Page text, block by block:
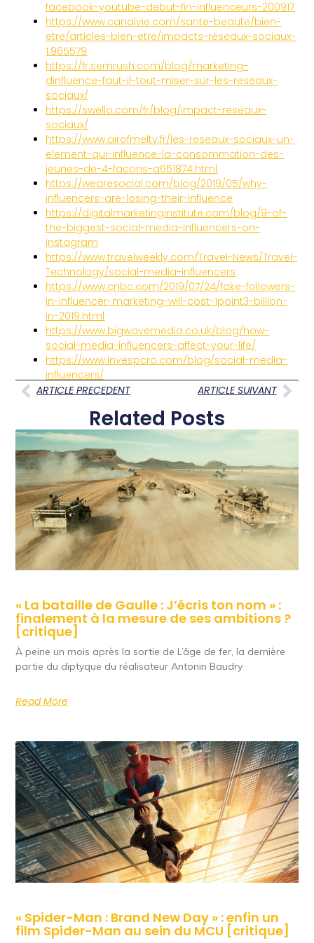
facebook-youtube-debut-fin-influenceurs-200917
https://www.canalvie.com/sante-beaute/bien-
etre/articles-bien-etre/impacts-reseaux-sociaux-
1.965579
https://fr.semrush.com/blog/marketing-
dinfluence-faut-il-tout-miser-sur-les-reseaux-
sociaux/
https://swello.com/fr/blog/impact-reseaux-
sociaux/
https://www.airofmelty.fr/les-reseaux-sociaux-un-
element-qui-influence-la-consommation-des-
jeunes-de-4-facons-a651874.html
https://wearesocial.com/blog/2019/05/why-
influencers-are-losing-their-influence
https://digitalmarketinginstitute.com/blog/9-of-
the-biggest-social-media-influencers-on-
instagram
https://www.travelweekly.com/Travel-News/Travel-
Technology/social-media-influencers
https://www.cnbc.com/2019/07/24/fake-followers-
in-influencer-marketing-will-cost-1point3-billion-
in-2019.html
https://www.bigwavemedia.co.uk/blog/how-
social-media-influencers-affect-your-life/
https://www.invespcro.com/blog/social-media-
influencers/
ARTICLE PRECEDENT
ARTICLE SUIVANT
Related Posts
« La bataille de Gaulle : J’écris ton nom » :
finalement à la mesure de ses ambitions ?
[critique]
À peine un mois après la sortie de L’âge de fer, la dernière
partie du diptyque du réalisateur Antonin Baudry
Read More
« Spider-Man : Brand New Day » : enfin un
film Spider-Man au sein du MCU [critique]